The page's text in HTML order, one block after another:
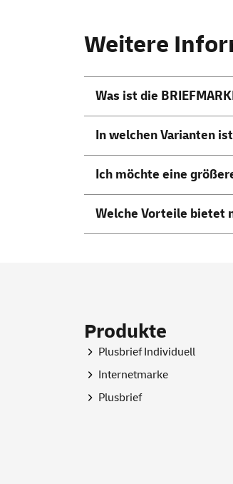
Weitere
Was ist die
In welchen Varianten
Ich möchte eine
Welche Vorteile bietet
Produkte
Plusbrief Individuell
Internetmarke
Plusbrief